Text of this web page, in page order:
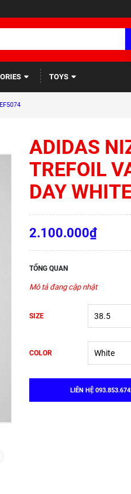
TOYS
ADIDAS
TREFOIL
DAY
2.100.000₫
TỔNG QUAN
Mô tả đang cập nhật
SIZE
COLOR
LIÊN HỆ